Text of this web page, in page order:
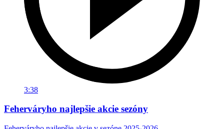
3:38
Feherváryho najlepšie akcie sezóny